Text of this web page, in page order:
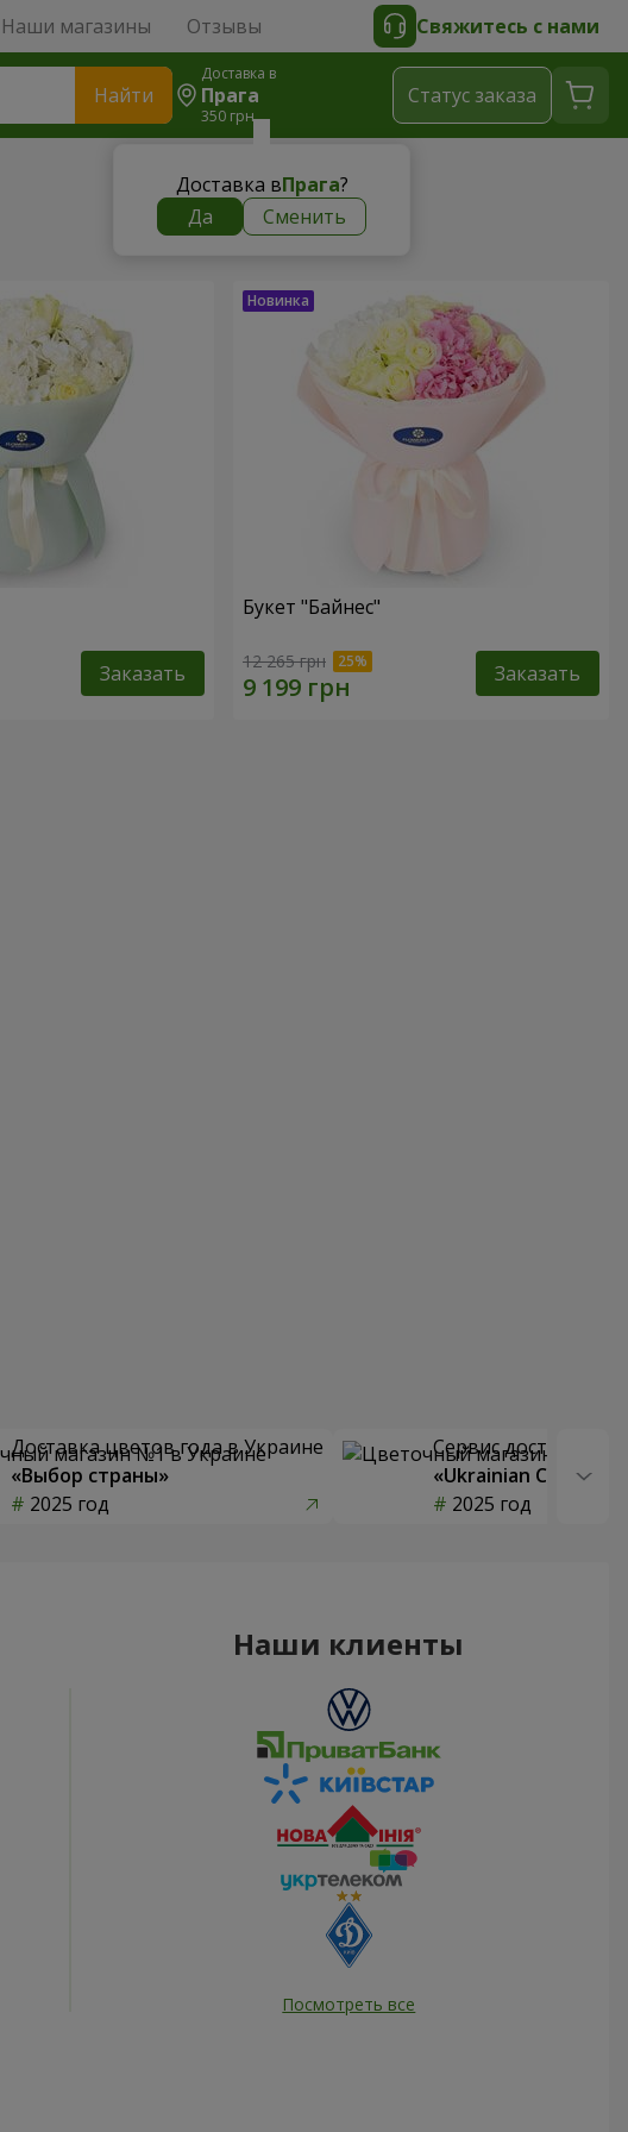
Наши магазины Отзывы Свяжитесь с нами
Найти
Доставка в
Прага
350 грн
Доставка вПрага?
Да
Сменить
Cтатус заказа
Заказать
Букет "Байнес"
12 265 грн Заказать
Доставка цветов года в Украине
«Выбор страны»
2025 год
Сервис доставки
«Ukrainian Choice»
2025 год
Наши клиенты
Посмотреть все